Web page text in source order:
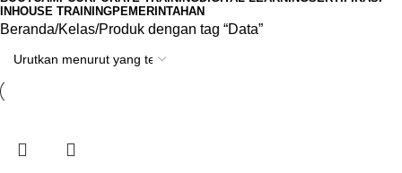
INHOUSE TRAININGPEMERINTAHAN
Beranda Kelas Produk dengan tag “Data”